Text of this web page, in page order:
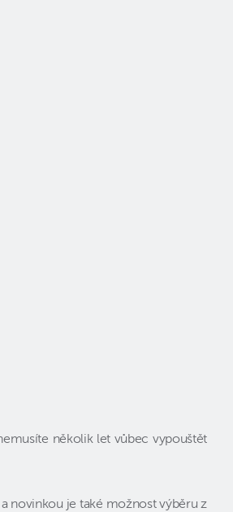
několik let vůbec vypouštět
novinkou je také možnost výběru z